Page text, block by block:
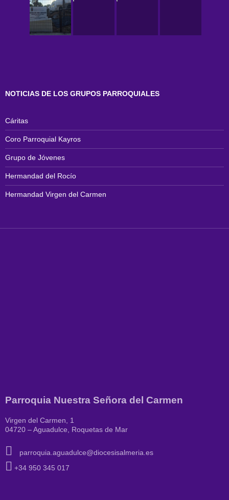
NOTICIAS DE LOS GRUPOS PARROQUIALES
Cáritas
Coro Parroquial Kayros
Grupo de Jóvenes
Hermandad del Rocío
Hermandad Virgen del Carmen
Parroquia Nuestra Señora del Carmen
Virgen del Carmen, 1
04720 – Aguadulce, Roquetas de Mar
parroquia.aguadulce@diocesisalmeria.es
+34 950 345 017